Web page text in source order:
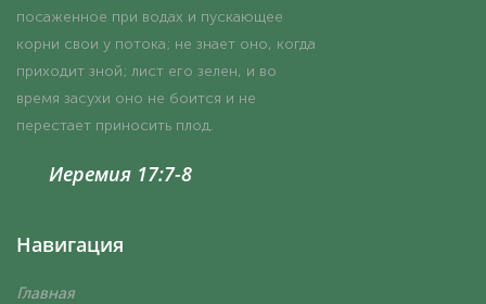
посаженное при водах и пускающее
корни свои у потока; не знает оно, когда
приходит зной; лист его зелен, и во
время засухи оно не боится и не
перестает приносить плод.
Иеремия 17:7-8
Навигация
Главная